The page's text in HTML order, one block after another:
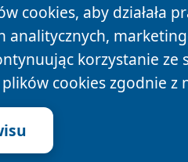
cookies, aby
analitycznych,
korzystanie
cookies zgodnie z
News Autorzy